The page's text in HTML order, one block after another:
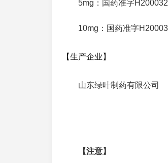
5mg：国药准字
10mg：国药准字
【生产企业】
山东绿叶制药有限公司
【注意】